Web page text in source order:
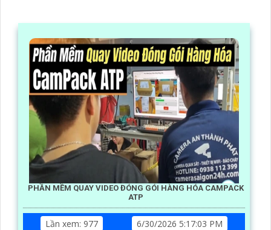
PHẦN MỀM QUAY VIDEO ĐÓNG GÓI HÀNG HÓA CAMPACK
ATP
Lần xem: 977
6/30/2026 5:17:03 PM